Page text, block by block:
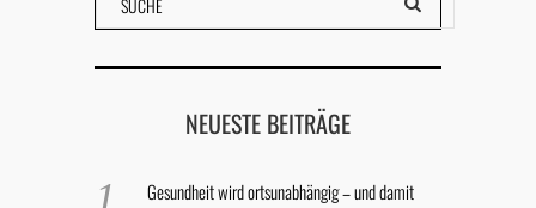
NEUESTE BEITRÄGE
Gesundheit wird ortsunabhängig – und damit